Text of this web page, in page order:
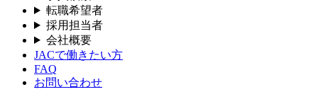
転職希望者
採用担当者
会社概要
JACで働きたい方
FAQ
お問い合わせ